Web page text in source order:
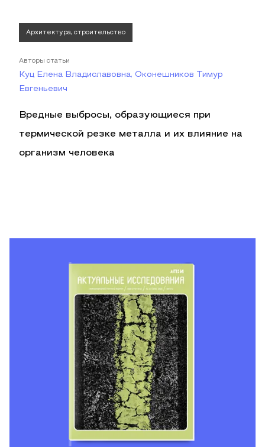
Архитектура, строительство
Авторы статьи
Куц Елена Владиславовна, Оконешников Тимур
Евгеньевич
Вредные выбросы, образующиеся при
термической резке металла и их влияние на
организм человека